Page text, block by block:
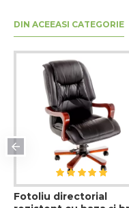
DIN ACEEASI CATEGORIE
Fotoliu directorial